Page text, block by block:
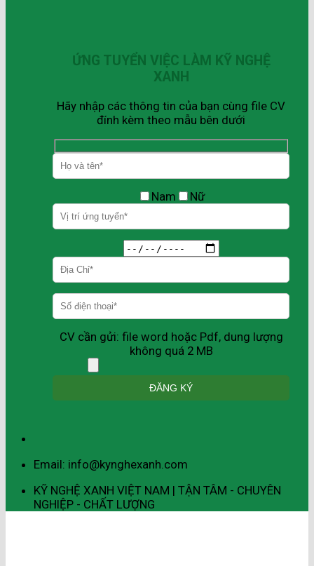
ỨNG TUYỂN VIỆC LÀM KỸ NGHỆ
XANH
Hãy nhập các thông tin của bạn cùng file CV
đính kèm theo mẫu bên dưới
Nam Nữ
CV cần gửi: file word hoặc Pdf, dung lượng
không quá 2 MB
Email: info@kynghexanh.com
KỸ NGHỆ XANH VIỆT NAM | TẬN TÂM - CHUYÊN
NGHIỆP - CHẤT LƯỢNG